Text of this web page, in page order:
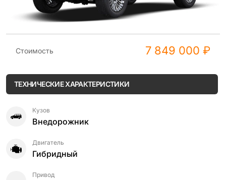
Стоимость 7 849 000 ₽
ТЕХНИЧЕСКИЕ ХАРАКТЕРИСТИКИ
Кузов
Внедорожник
Двигатель
Гибридный
Привод